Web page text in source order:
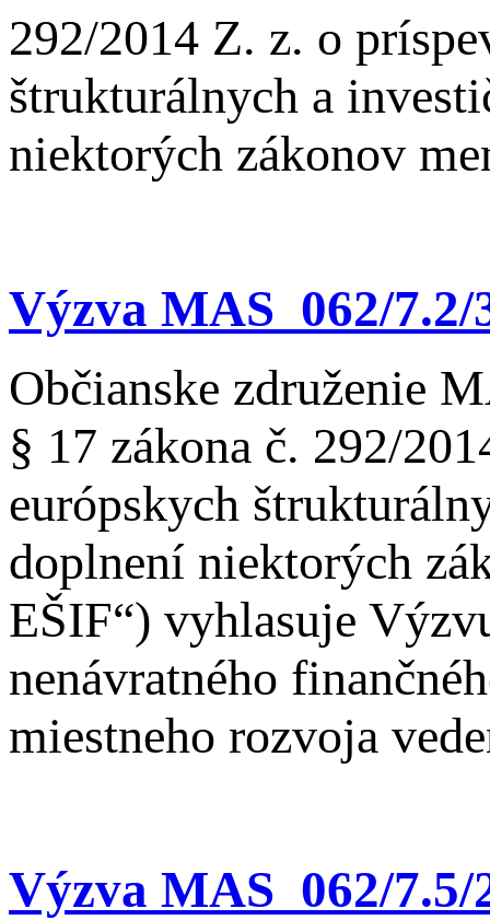
292/2014 Z. z. o
štrukturálnych a
niektorých zákonov
Výzva MAS_062/
Občianske združenie
§ 17 zákona č. 292/
európskych
doplnení niektorých
EŠIF“) vyhlasuje
nenávratného
miestneho rozvoja
Výzva MAS_062/